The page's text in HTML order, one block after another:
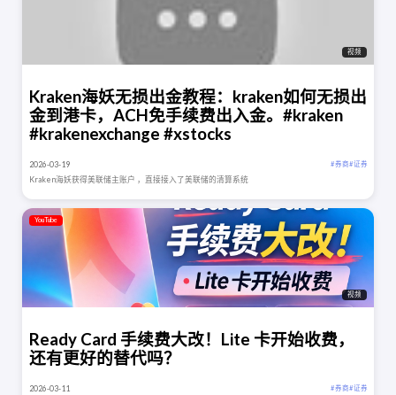
视频
Kraken海妖无损出金教程：kraken如何无损出
金到港卡，ACH免手续费出入金。#kraken
#krakenexchange #xstocks
2026-03-19 # 券商# 证券
Kraken海妖获得美联储主账户 ，直接接入了美联储的清算系统
YouTube
视频
Ready Card 手续费大改！Lite 卡开始收费，
还有更好的替代吗？
2026-03-11 # 券商# 证券